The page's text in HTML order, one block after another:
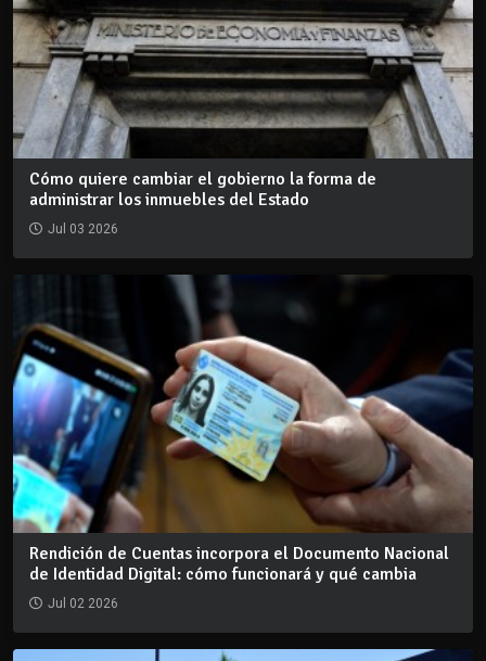
Cómo quiere cambiar el gobierno la forma de
administrar los inmuebles del Estado
Jul 03 2026
Rendición de Cuentas incorpora el Documento Nacional
de Identidad Digital: cómo funcionará y qué cambia
Jul 02 2026